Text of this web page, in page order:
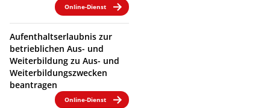
Online-Dienst
Aufenthaltserlaubnis zur
betrieblichen Aus- und
Weiterbildung zu Aus- und
Weiterbildungszwecken
beantragen
Online-Dienst